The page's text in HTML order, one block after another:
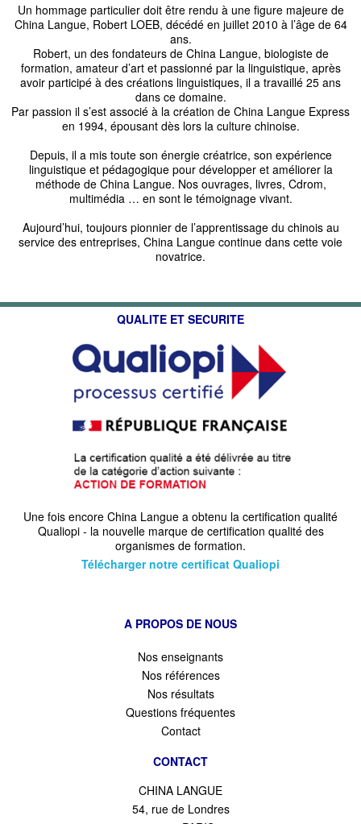
Un hommage particulier doit être rendu à une figure majeure de
China Langue, Robert LOEB, décédé en juillet 2010 à l’âge de 64
ans.
Robert, un des fondateurs de China Langue, biologiste de
formation, amateur d’art et passionné par la linguistique, après
avoir participé à des créations linguistiques, il a travaillé 25 ans
dans ce domaine.
Par passion il s’est associé à la création de China Langue Express
en 1994, épousant dès lors la culture chinoise.
Depuis, il a mis toute son énergie créatrice, son expérience
linguistique et pédagogique pour développer et améliorer la
méthode de China Langue. Nos ouvrages, livres, Cdrom,
multimédia … en sont le témoignage vivant.
Aujourd’hui, toujours pionnier de l’apprentissage du chinois au
service des entreprises, China Langue continue dans cette voie
novatrice.
QUALITE ET SECURITE
Une fois encore China Langue a obtenu la certification qualité
Qualiopi - la nouvelle marque de certification qualité des
organismes de formation.
Télécharger notre certificat Qualiopi
A PROPOS DE NOUS
Nos enseignants
Nos références
Nos résultats
Questions fréquentes
Contact
CONTACT
CHINA LANGUE
54, rue de Londres